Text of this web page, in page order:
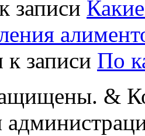
записи
к записи По
&